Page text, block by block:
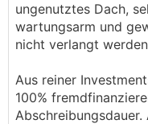
ungenutztes Dach,
wartungsarm und
nicht verlangt
Aus reiner
100%
Abschreibungsdauer.